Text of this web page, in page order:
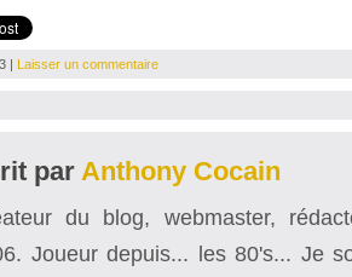
| Laisser un commentaire
par Anthony Cocain
du blog, webmaster,
Joueur depuis... les 80's... Je